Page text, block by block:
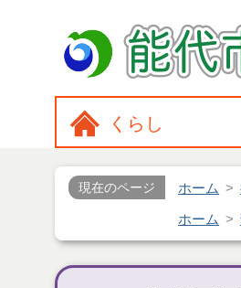
くらし
現在のページ ホーム
ホーム